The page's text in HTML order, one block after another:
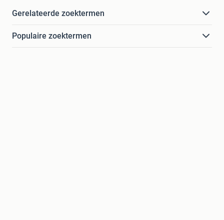
Gerelateerde zoektermen
Populaire zoektermen